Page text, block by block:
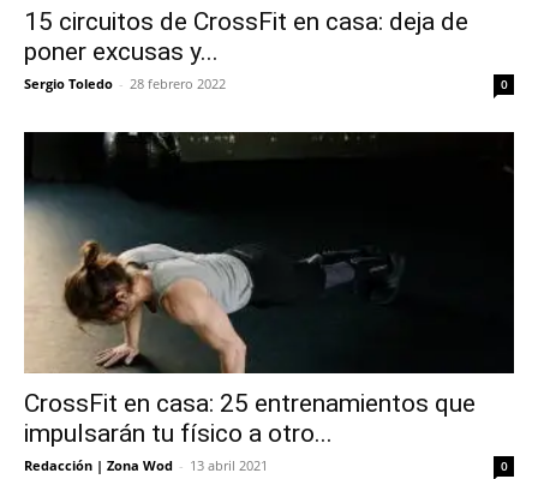
15 circuitos de CrossFit en casa: deja de
poner excusas y...
Sergio Toledo - 28 febrero 2022 0
CrossFit en casa: 25 entrenamientos que
impulsarán tu físico a otro...
Redacción | Zona Wod - 13 abril 2021 0